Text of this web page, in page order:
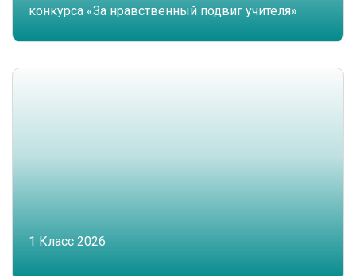
конкурса «За нравственный подвиг учителя»
1 Класс 2026